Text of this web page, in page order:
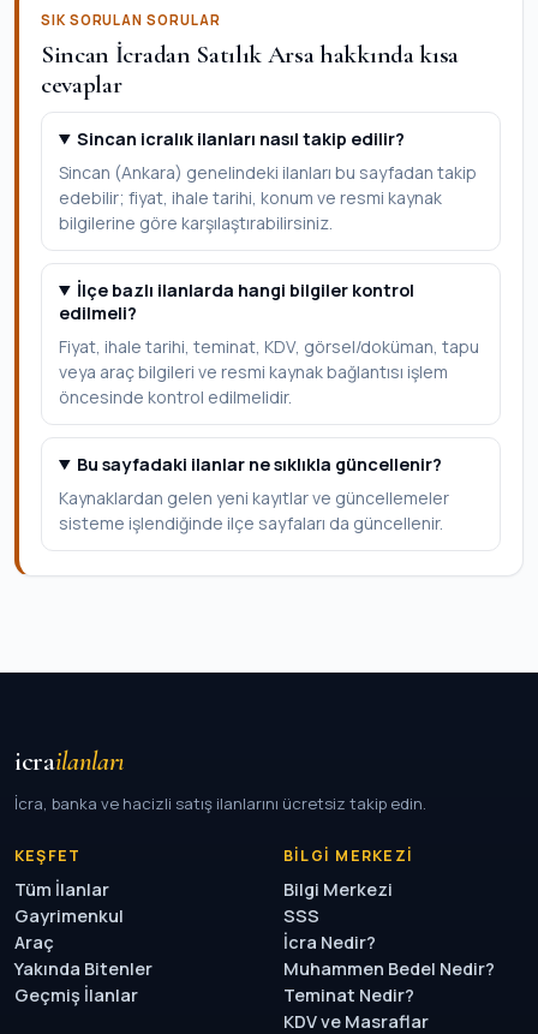
SIK SORULAN SORULAR
Sincan İcradan Satılık Arsa hakkında kısa
cevaplar
Sincan icralık ilanları nasıl takip edilir?
Sincan (Ankara) genelindeki ilanları bu sayfadan takip
edebilir; fiyat, ihale tarihi, konum ve resmi kaynak
bilgilerine göre karşılaştırabilirsiniz.
İlçe bazlı ilanlarda hangi bilgiler kontrol
edilmeli?
Fiyat, ihale tarihi, teminat, KDV, görsel/doküman, tapu
veya araç bilgileri ve resmi kaynak bağlantısı işlem
öncesinde kontrol edilmelidir.
Bu sayfadaki ilanlar ne sıklıkla güncellenir?
Kaynaklardan gelen yeni kayıtlar ve güncellemeler
sisteme işlendiğinde ilçe sayfaları da güncellenir.
icrailanları
İcra, banka ve hacizli satış ilanlarını ücretsiz takip edin.
KEŞFET
Tüm İlanlar
Gayrimenkul
Araç
Yakında Bitenler
Geçmiş İlanlar
BILGI MERKEZI
Bilgi Merkezi
SSS
İcra Nedir?
Muhammen Bedel Nedir?
Teminat Nedir?
KDV ve Masraflar